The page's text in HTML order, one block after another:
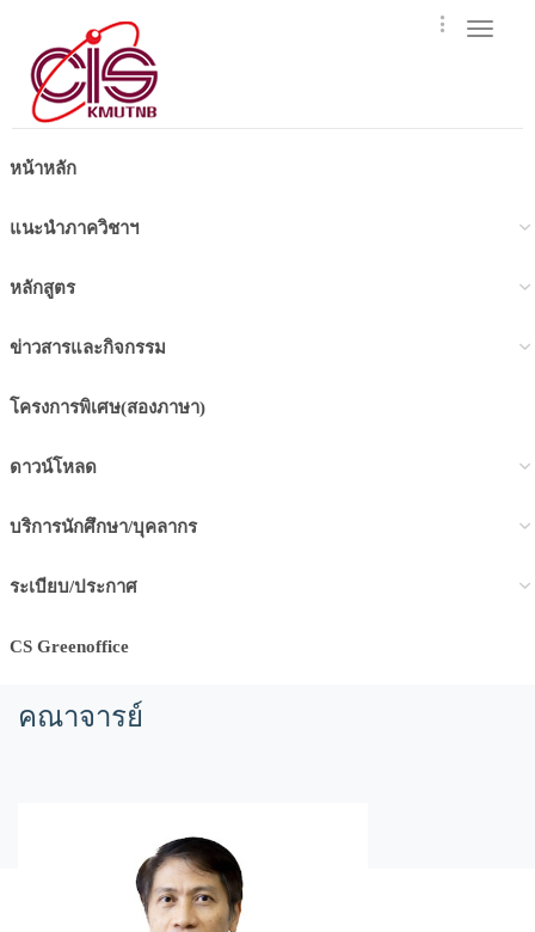
Toggle
หน้าหลัก
แนะนำภาควิชาฯ
หลักสูตร
ข่าวสารและกิจกรรม
โครงการพิเศษ(สองภาษา)
ดาวน์โหลด
บริการนักศึกษา/บุคลากร
ระเบียบ/ประกาศ
CS Greenoffice
คณาจารย์